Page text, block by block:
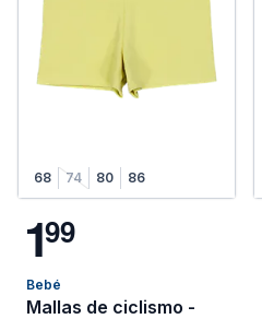
68 74 80 86
199
Bebé
Mallas de ciclismo -